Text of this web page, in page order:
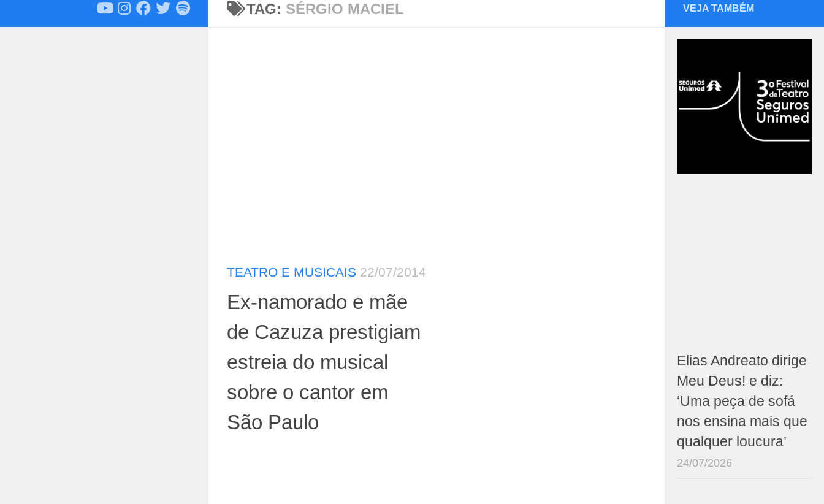
TAG: SÉRGIO MACIEL
TEATRO E MUSICAIS 22/07/2014
Ex-namorado e mãe
de Cazuza prestigiam
estreia do musical
sobre o cantor em
São Paulo
VEJA TAMBÉM
Elias Andreato dirige
Meu Deus! e diz:
‘Uma peça de sofá
nos ensina mais que
qualquer loucura’
24/07/2026